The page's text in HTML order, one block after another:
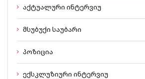
აქტუალური ინტერვიუ
მსუბუქი საუბარი
პოზიცია
ექსკლუზიური ინტერვიუ